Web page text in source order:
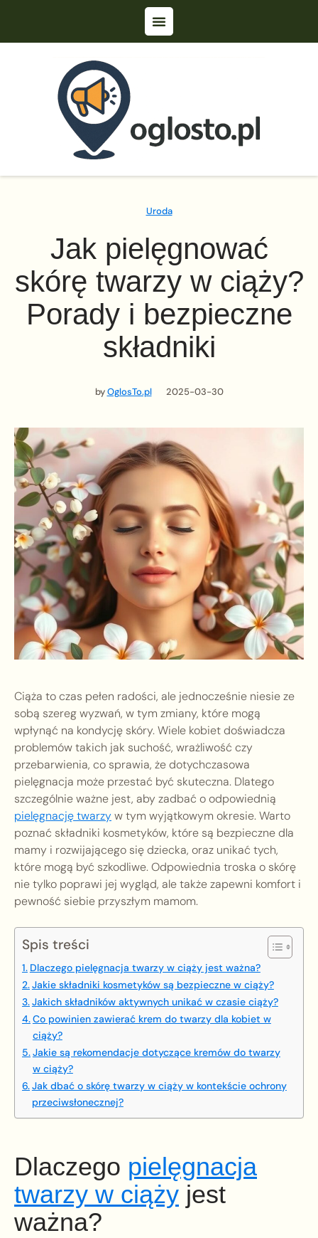
Uroda
Jak pielęgnować
skórę twarzy w ciąży?
Porady i bezpieczne
składniki
byOglosTo.pl 2025-03-30
Ciąża to czas pełen radości, ale jednocześnie niesie ze
sobą szereg wyzwań, w tym zmiany, które mogą
wpłynąć na kondycję skóry. Wiele kobiet doświadcza
problemów takich jak suchość, wrażliwość czy
przebarwienia, co sprawia, że dotychczasowa
pielęgnacja może przestać być skuteczna. Dlatego
szczególnie ważne jest, aby zadbać o odpowiednią
pielęgnację twarzyw tym wyjątkowym okresie. Warto
poznać składniki kosmetyków, które są bezpieczne dla
mamy i rozwijającego się dziecka, oraz unikać tych,
które mogą być szkodliwe. Odpowiednia troska o skórę
nie tylko poprawi jej wygląd, ale także zapewni komfort i
pewność siebie przyszłym mamom.
Spis treści
Dlaczego pielęgnacja twarzy w ciąży jest ważna?
Jakie składniki kosmetyków są bezpieczne w ciąży?
Jakich składników aktywnych unikać w czasie ciąży?
Co powinien zawierać krem do twarzy dla kobiet w
ciąży?
Jakie są rekomendacje dotyczące kremów do twarzy
w ciąży?
Jak dbać o skórę twarzy w ciąży w kontekście ochrony
przeciwsłonecznej?
Dlaczego pielęgnacja
twarzy w ciąży jest
ważna?